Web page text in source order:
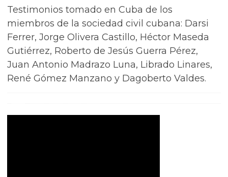
Testimonios tomado en Cuba de los
miembros de la sociedad civil cubana: Darsi
Ferrer, Jorge Olivera Castillo, Héctor Maseda
Gutiérrez, Roberto de Jesús Guerra Pérez,
Juan Antonio Madrazo Luna, Librado Linares,
René Gómez Manzano y Dagoberto Valdes.